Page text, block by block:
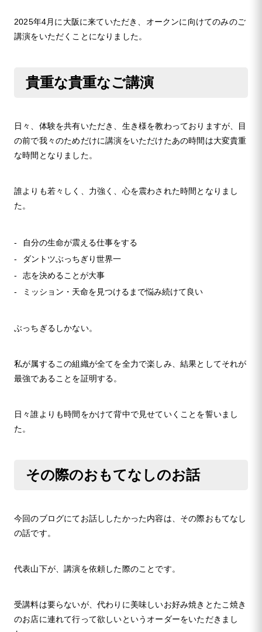
2025年4月に大阪に来ていただき、オークンに向けてのみのご
講演をいただくことになりました。
貴重な貴重なご講演
日々、体験を共有いただき、生き様を教わっておりますが、目
の前で我々のためだけに講演をいただけたあの時間は大変貴重
な時間となりました。
誰よりも若々しく、力強く、心を震わされた時間となりまし
た。
自分の生命が震える仕事をする
ダントツぶっちぎり世界一
志を決めることが大事
ミッション・天命を見つけるまで悩み続けて良い
ぶっちぎるしかない。
私が属するこの組織が全てを全力で楽しみ、結果としてそれが
最強であることを証明する。
日々誰よりも時間をかけて背中で見せていくことを誓いまし
た。
その際のおもてなしのお話
今回のブログにてお話ししたかった内容は、その際おもてなし
の話です。
代表山下が、講演を依頼した際のことです。
受講料は要らないが、代わりに美味しいお好み焼きとたこ焼き
のお店に連れて行って欲しいというオーダーをいただきまし